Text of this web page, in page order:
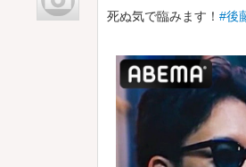
死ぬ気で臨みます！ #後